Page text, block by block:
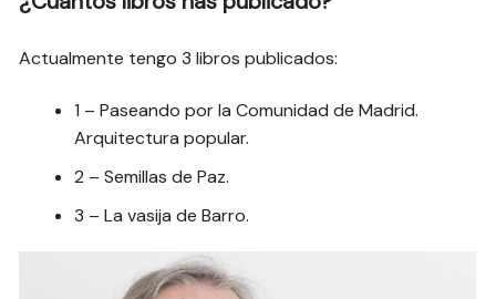
Actualmente tengo 3 libros publicados:
1 – Paseando por la Comunidad de Madrid.
Arquitectura popular.
2 – Semillas de Paz.
3 – La vasija de Barro.